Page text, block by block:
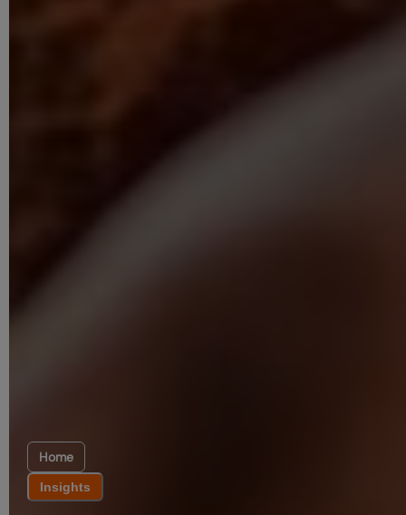
Home
Insights